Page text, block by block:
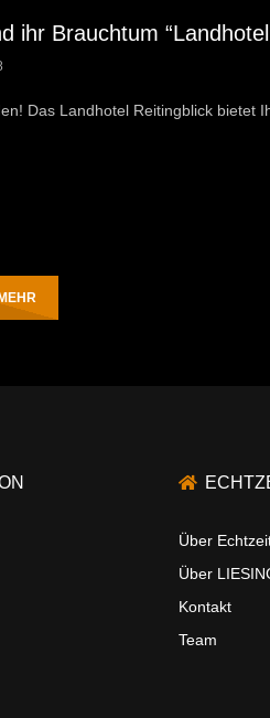
ihr Brauchtum
Das Landhotel Reitingblick bietet
Über
Über
Kontakt
Team